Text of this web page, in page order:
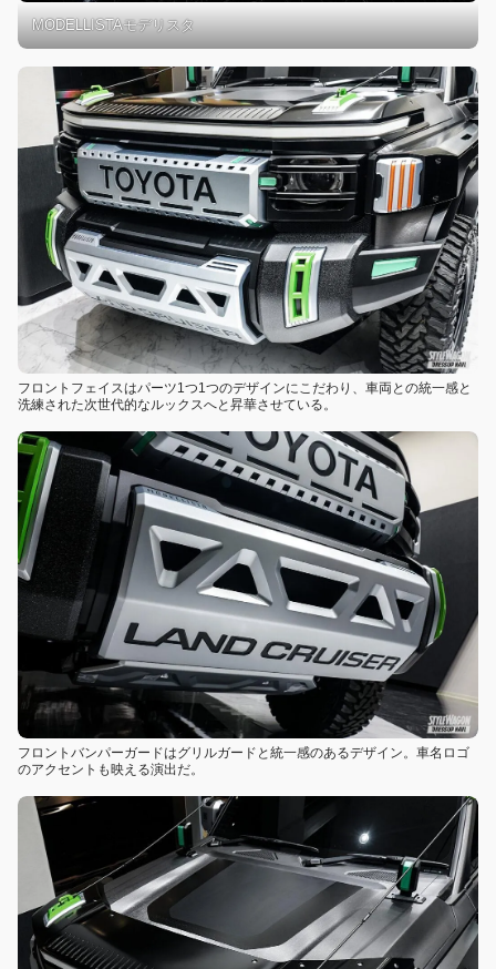
MODELLISTAモデリスタ
フロントフェイスはパーツ1つ1つのデザインにこだわり、車両との統一感と
洗練された次世代的なルックスへと昇華させている。
フロントバンパーガードはグリルガードと統一感のあるデザイン。車名ロゴ
のアクセントも映える演出だ。